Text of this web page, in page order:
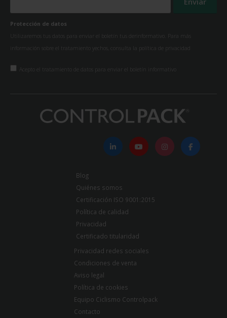
Protección de datos
Utilizaremos tus datos para enviar el boletín tus derinformativo. Para más
información sobre el tratamiento yechos, consulta la política de privacidad
Acepto el tratamiento de datos para enviar el boletín informativo
Blog
Quiénes somos
Certificación ISO 9001:2015
Política de calidad
Privacidad
Certificado titularidad
Privacidad redes sociales
Condiciones de venta
Aviso legal
Política de cookies
Equipo Ciclismo Controlpack
Contacto